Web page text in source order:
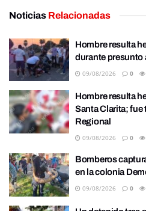
Noticias Relacionadas
Hombre resulta
durante presunto
09/08/2026 0
Hombre resulta
Santa Clarita; fue
Regional
09/08/2026 0
Bomberos
en la colonia
09/08/2026 0